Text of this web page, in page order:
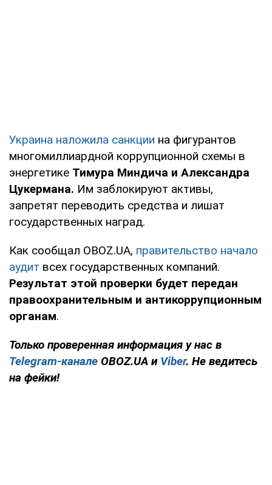
Украина наложила санкции на фигурантов
многомиллиардной коррупционной схемы в
энергетике Тимура Миндича и Александра
Цукермана. Им заблокируют активы,
запретят переводить средства и лишат
государственных наград.
Как сообщал OBOZ.UA, правительство начало
аудит всех государственных компаний.
Результат этой проверки будет передан
правоохранительным и антикоррупционным
органам.
Только проверенная информация у нас в
Telegram-канале OBOZ.UA и Viber. Не ведитесь
на фейки!